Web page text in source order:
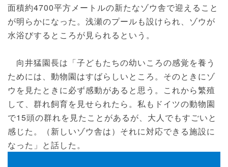
面積約4700平方メートルの新たなゾウ舎で迎えること
が明らかになった。浅瀬のプールも設けられ、ゾウが
水浴びするところが見られるという。
向井猛園長は「子どもたちの幼いころの感覚を養う
ためには、動物園はすばらしいところ。そのときにゾ
ウを見たときに必ず感動があると思う。これから繁殖
して、群れ飼育を見せられたら。私もドイツの動物園
で15頭の群れを見たことがあるが、大人でもすごいと
感じた。（新しいゾウ舎は）それに対応できる施設に
なった」と話した。